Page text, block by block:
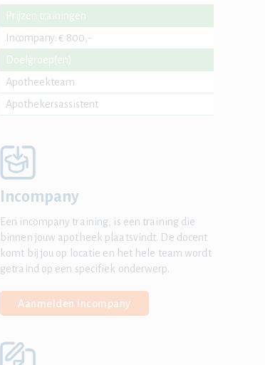
Prijzen trainingen
Incompany: € 800,-
Doelgroep(en)
Apotheekteam
Apothekersassistent
Incompany
Een incompany training, is een training die
binnen jouw apotheek plaatsvindt. De docent
komt bij jou op locatie en het hele team wordt
getraind op een specifiek onderwerp.
Aanmelden incompany